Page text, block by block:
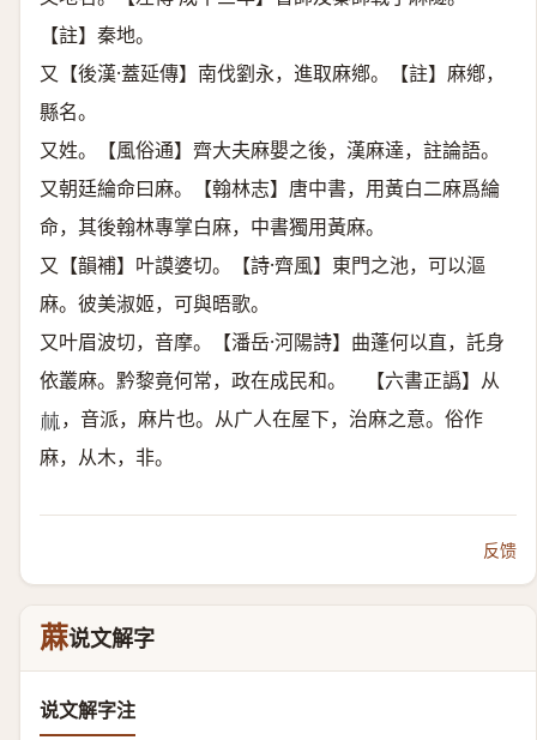
【註】秦地。
又【後漢·蓋延傳】南伐劉永，進取麻鄕。【註】麻鄕，
縣名。
又姓。【風俗通】齊大夫麻嬰之後，漢麻達，註論語。
又朝廷綸命曰麻。【翰林志】唐中書，用黃白二麻爲綸
命，其後翰林專掌白麻，中書獨用黃麻。
又【韻補】叶謨婆切。【詩·齊風】東門之池，可以漚
麻。彼美淑姬，可與晤歌。
又叶眉波切，音摩。【潘岳·河陽詩】曲蓬何以直，託身
依叢麻。黔黎竟何常，政在成民和。 【六書正譌】从
𣏟，音派，麻片也。从广人在屋下，治麻之意。俗作
麻，从木，非。
反馈
蔴说文解字
说文解字注